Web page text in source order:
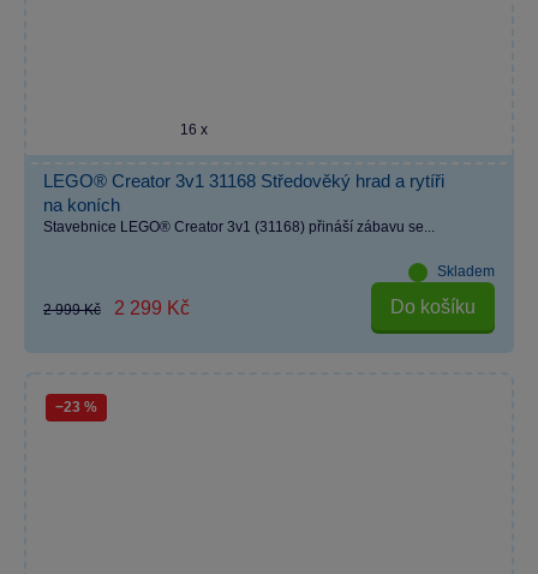
16 x
LEGO® Creator 3v1 31168 Středověký hrad a rytíři
na koních
Stavebnice LEGO® Creator 3v1 (31168) přináší zábavu se...
Skladem
2 999 Kč 2 299 Kč Do košíku
−23 %